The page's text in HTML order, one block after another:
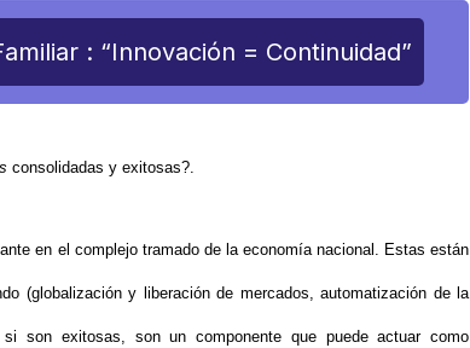
: “Innovación = Continuidad”
consolidadas y exitosas?.
en el complejo tramado de la economía nacional. Estas están
(globalización y liberación de mercados, automatización de la
son exitosas, son un componente que puede actuar como